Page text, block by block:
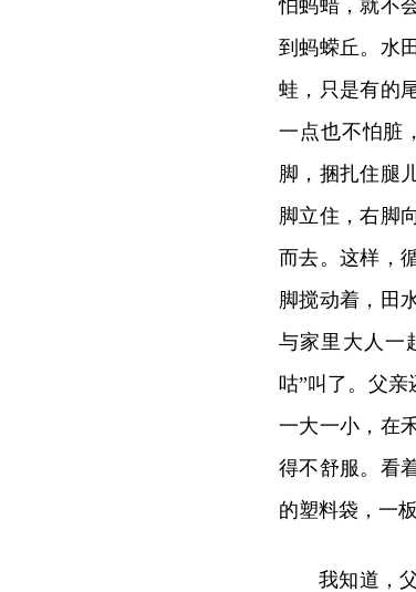
怕蚂蜡，就不
到蚂蝾丘。水
蛙，只是有的
一点也不怕脏
脚，捆扎住腿
脚立住，右脚
而去。这样，
脚搅动着，田
与家里大人一
咕”叫了。父亲
一大一小，在
得不舒服。看
的塑料袋，一
我知道，